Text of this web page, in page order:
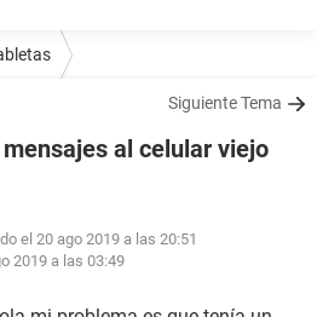
Siguiente Tema
al celular viejo
el 20 ago 2019 a las 20:51
2019 a las 03:49